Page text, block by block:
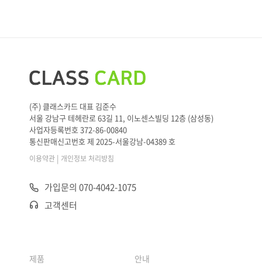
(주) 클래스카드 대표 김준수
서울 강남구 테헤란로 63길 11, 이노센스빌딩 12층 (삼성동)
사업자등록번호 372-86-00840
통신판매신고번호 제 2025-서울강남-04389 호
이용약관 | 개인정보 처리방침
가입문의 070-4042-1075
고객센터
제품 안내